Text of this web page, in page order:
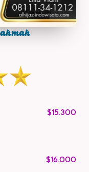
$15.300
$16.000